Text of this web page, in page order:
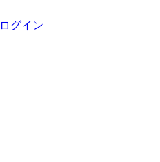
ログイン